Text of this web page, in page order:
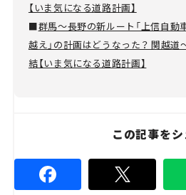
【いま気になる道路計画】
■群馬～長野の新ルート「上信自動
越え」の計画はどうなった？ 関越
結【いま気になる道路計画】
この記事を